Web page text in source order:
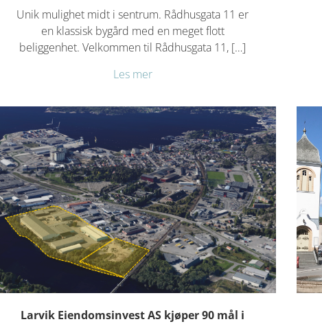
Unik mulighet midt i sentrum. Rådhusgata 11 er
en klassisk bygård med en meget flott
beliggenhet. Velkommen til Rådhusgata 11, […]
Les mer
Larvik Eiendomsinvest AS kjøper 90 mål i